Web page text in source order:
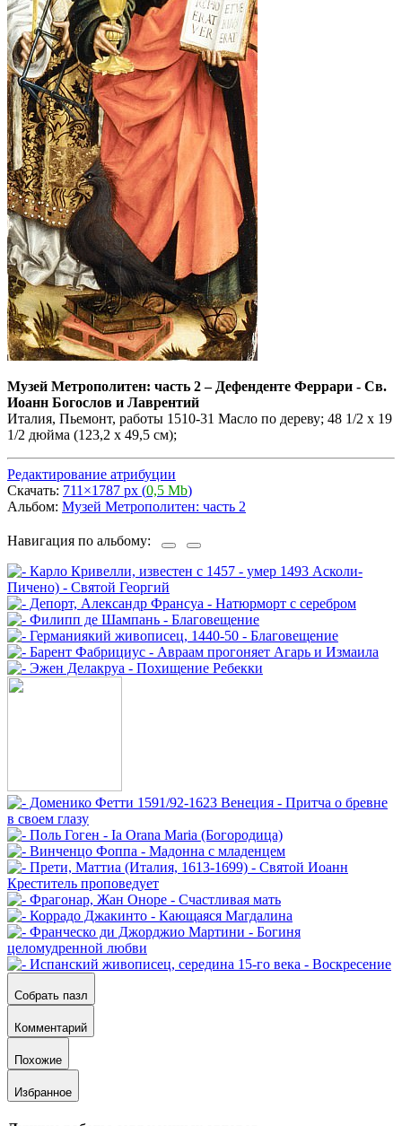
Музей Метрополитен: часть 2– Дефенденте Феррари - Св.
Иоанн Богослов и Лаврентий
Италия, Пьемонт, работы 1510-31 Масло по дереву; 48 1/2 х 19
1/2 дюйма (123,2 х 49,5 см);
Редактирование атрибуции
Скачать: 711×1787 px (0,5 Mb)
Альбом: Музей Метрополитен: часть 2
Навигация по альбому:
Собрать пазл
Комментарий
Похожие
Избранное